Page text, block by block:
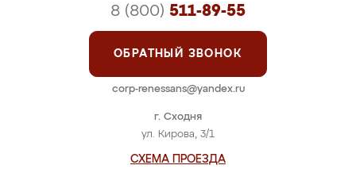
г. Сходня
ул. Кирова, 3/1
СХЕМА ПРОЕЗДА
8 (800) 511-89-55
ОБРАТНЫЙ ЗВОНОК
corp-renessans@yandex.ru